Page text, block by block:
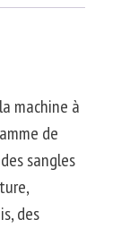
machine à
de
sangles
des